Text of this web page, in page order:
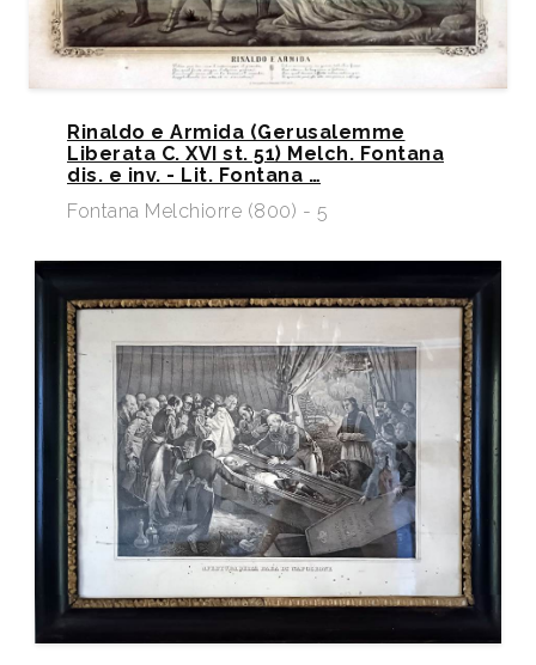
Rinaldo e Armida (Gerusalemme
Liberata C. XVI st. 51) Melch. Fontana
dis. e inv. - Lit. Fontana …
Fontana Melchiorre (800) - 5